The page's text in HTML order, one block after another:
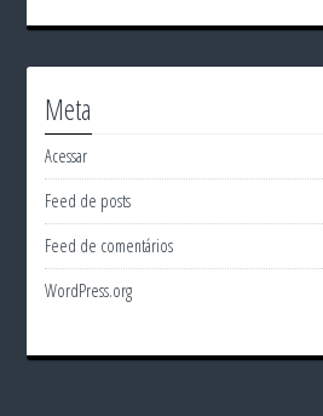
Meta
Acessar
Feed de posts
Feed de comentários
WordPress.org